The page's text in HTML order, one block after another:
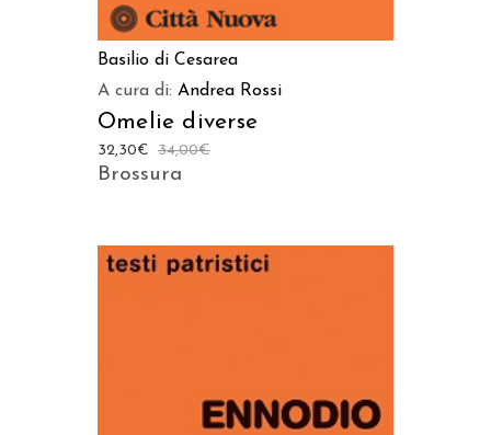
Basilio di Cesarea
A cura di: Andrea Rossi
Omelie diverse
34,00€
32,30€
Brossura